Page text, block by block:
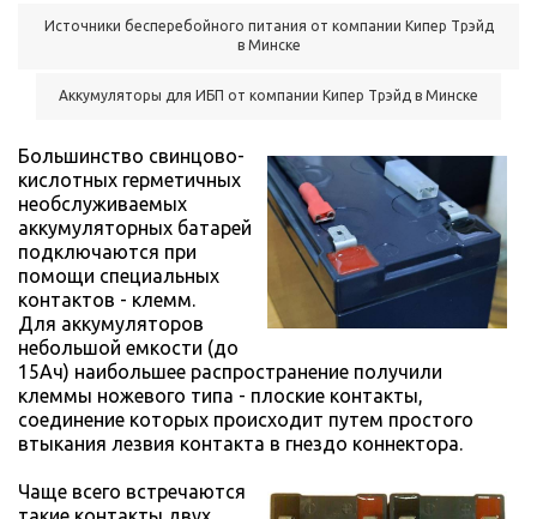
Источники бесперебойного питания от компании Кипер Трэйд
в Минске
Аккумуляторы для ИБП от компании Кипер Трэйд в Минске
Большинство свинцово-
кислотных герметичных
необслуживаемых
аккумуляторных батарей
подключаются при
помощи специальных
контактов - клемм.
Для аккумуляторов
небольшой емкости (до
15Ач) наибольшее распространение получили
клеммы ножевого типа - плоские контакты,
соединение которых происходит путем простого
втыкания лезвия контакта в гнездо коннектора.
Чаще всего встречаются